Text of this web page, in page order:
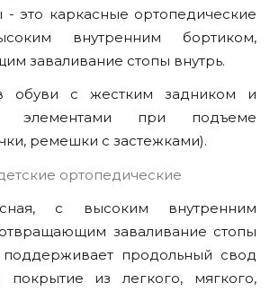
- это каркасные ортопедические
внутренним бортиком,
заваливание стопы внутрь.
обуви с жестким задником и
элементами при подъеме
ремешки с застежками).
ортопедические
с высоким внутренним
заваливание стопы
поддерживает продольный свод
покрытие из легкого, мягкого,